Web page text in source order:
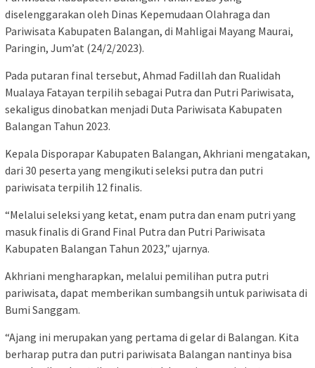
diselenggarakan oleh Dinas Kepemudaan Olahraga dan
Pariwisata Kabupaten Balangan, di Mahligai Mayang Maurai,
Paringin, Jum’at (24/2/2023).
Pada putaran final tersebut, Ahmad Fadillah dan Rualidah
Mualaya Fatayan terpilih sebagai Putra dan Putri Pariwisata,
sekaligus dinobatkan menjadi Duta Pariwisata Kabupaten
Balangan Tahun 2023.
Kepala Disporapar Kabupaten Balangan, Akhriani mengatakan,
dari 30 peserta yang mengikuti seleksi putra dan putri
pariwisata terpilih 12 finalis.
“Melalui seleksi yang ketat, enam putra dan enam putri yang
masuk finalis di Grand Final Putra dan Putri Pariwisata
Kabupaten Balangan Tahun 2023,” ujarnya.
Akhriani mengharapkan, melalui pemilihan putra putri
pariwisata, dapat memberikan sumbangsih untuk pariwisata di
Bumi Sanggam.
“Ajang ini merupakan yang pertama di gelar di Balangan. Kita
berharap putra dan putri pariwisata Balangan nantinya bisa